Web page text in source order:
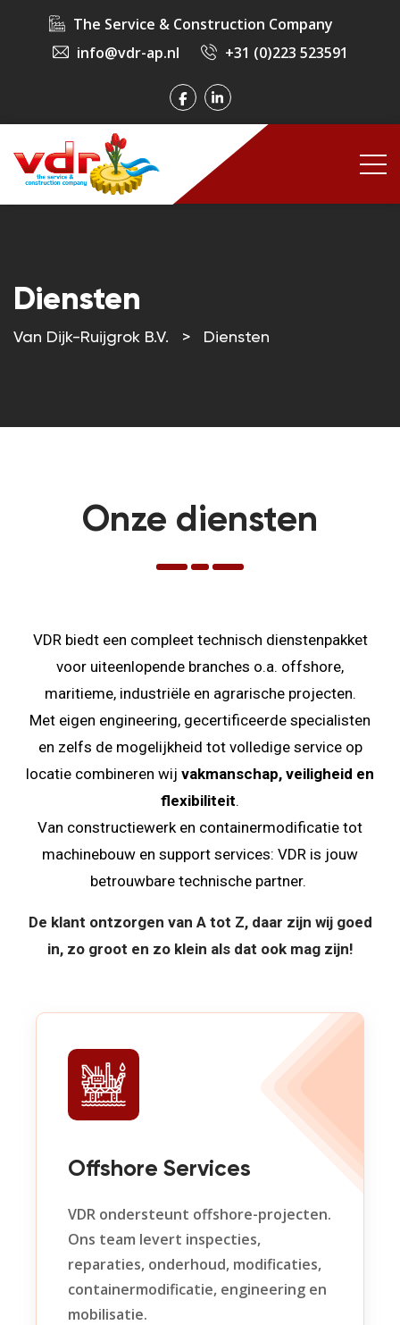
The Service & Construction Company
info@vdr-ap.nl
+31 (0)223 523591
Diensten
Van Dijk-Ruijgrok B.V. > Diensten
Onze diensten
VDR biedt een compleet technisch dienstenpakket
voor uiteenlopende branches o.a. offshore,
maritieme, industriële en agrarische projecten.
Met eigen engineering, gecertificeerde specialisten
en zelfs de mogelijkheid tot volledige service op
locatie combineren wij vakmanschap, veiligheid en
flexibiliteit.
Van constructiewerk en containermodificatie tot
machinebouw en support services: VDR is jouw
betrouwbare technische partner.
De klant ontzorgen van A tot Z, daar zijn wij goed
in, zo groot en zo klein als dat ook mag zijn!
Offshore Services
VDR ondersteunt offshore-projecten.
Ons team levert inspecties,
reparaties, onderhoud, modificaties,
containermodificatie, engineering en
mobilisatie.